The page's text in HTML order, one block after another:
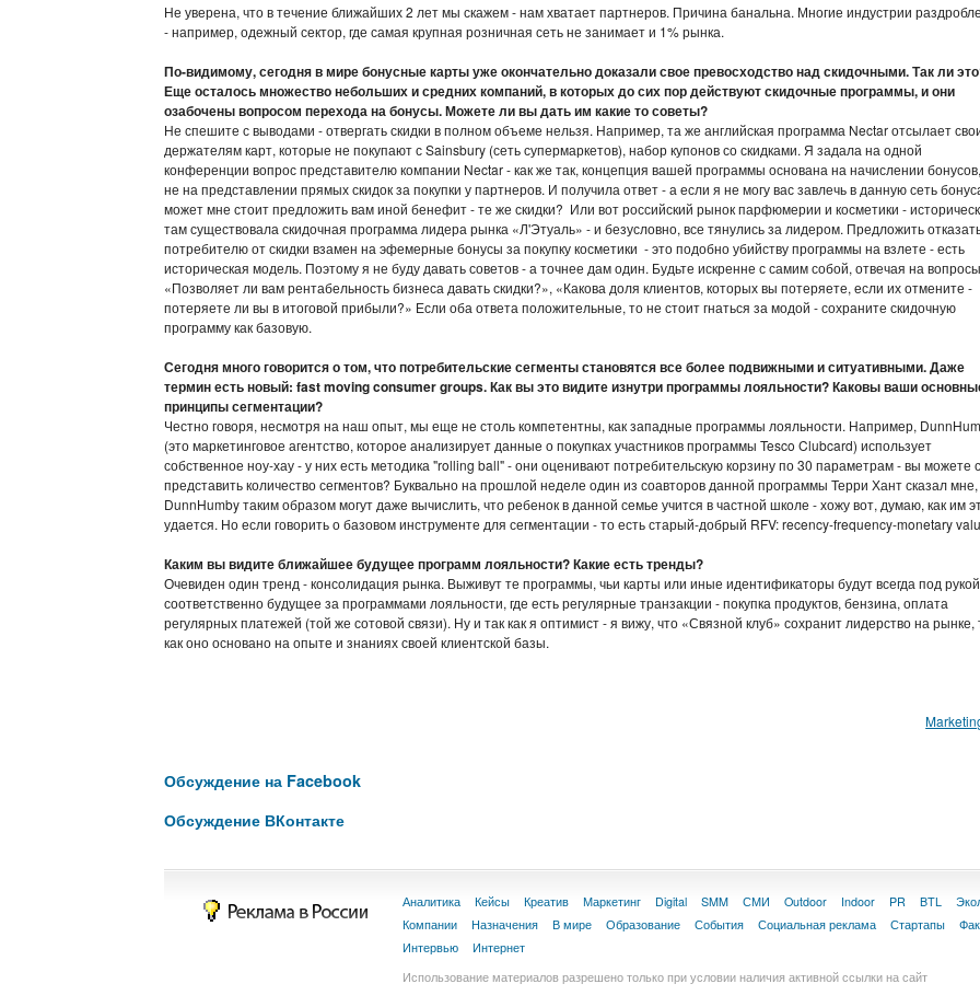
Не уверена, что в течение ближайших 2 лет мы скажем - нам хватает партнеров. Причина банальна. Многие индустрии
- например, одежный сектор, где самая крупная розничная сеть не занимает и 1% рынка.
По-видимому, сегодня в мире бонусные карты уже окончательно доказали свое превосходство над скидочными. Так ли
Еще осталось множество небольших и средних компаний, в которых до сих пор действуют скидочные программы, и они
озабочены вопросом перехода на бонусы. Можете ли вы дать им какие то советы?
Не спешите с выводами - отвергать скидки в полном объеме нельзя. Например, та же английская программа Nectar отсылает
держателям карт, которые не покупают с Sainsbury (сеть супермаркетов), набор купонов со скидками. Я задала на одной
конференции вопрос представителю компании Nectar - как же так, концепция вашей программы основана на начислении
не на представлении прямых скидок за покупки у партнеров. И получила ответ - а если я не могу вас завлечь в данную сеть
может мне стоит предложить вам иной бенефит - те же скидки? Или вот российский рынок парфюмерии и косметики -
там существовала скидочная программа лидера рынка «Л'Этуаль» - и безусловно, все тянулись за лидером. Предложить
потребителю от скидки взамен на эфемерные бонусы за покупку косметики - это подобно убийству программы на взлете - есть
историческая модель. Поэтому я не буду давать советов - а точнее дам один. Будьте искренне с самим собой, отвечая на
«Позволяет ли вам рентабельность бизнеса давать скидки?», «Какова доля клиентов, которых вы потеряете, если их отмените -
потеряете ли вы в итоговой прибыли?» Если оба ответа положительные, то не стоит гнаться за модой - сохраните скидочную
программу как базовую.
Сегодня много говорится о том, что потребительские сегменты становятся все более подвижными и ситуативными. Даже
термин есть новый: fast moving consumer groups. Как вы это видите изнутри программы лояльности? Каковы ваши
принципы сегментации?
Честно говоря, несмотря на наш опыт, мы еще не столь компетентны, как западные программы лояльности. Например,
(это маркетинговое агентство, которое анализирует данные о покупках участников программы Tesco Clubcard) использует
собственное ноу-хау - у них есть методика "rolling ball" - они оценивают потребительскую корзину по 30 параметрам - вы можете
представить количество сегментов? Буквально на прошлой неделе один из соавторов данной программы Терри Хант сказал мне,
DunnHumby таким образом могут даже вычислить, что ребенок в данной семье учится в частной школе - хожу вот, думаю, как им
удается. Но если говорить о базовом инструменте для сегментации - то есть старый-добрый RFV: recency-frequency-monetary
Каким вы видите ближайшее будущее программ лояльности? Какие есть тренды?
Очевиден один тренд - консолидация рынка. Выживут те программы, чьи карты или иные идентификаторы будут всегда под
соответственно будущее за программами лояльности, где есть регулярные транзакции - покупка продуктов, бензина, оплата
регулярных платежей (той же сотовой связи). Ну и так как я оптимист - я вижу, что «Связной клуб» сохранит лидерство на рынке,
как оно основано на опыте и знаниях своей клиентской базы.
Обсуждение на Facebook
Обсуждение ВКонтакте
Аналитика Кейсы Креатив Маркетинг Digital SMM СМИ Outdoor Indoor PR BTL
Компании
Назначения В мире Образование События Социальная реклама Стартапы
Интервью
Интернет
Использование материалов разрешено только при условии наличия активной ссылки на сайт